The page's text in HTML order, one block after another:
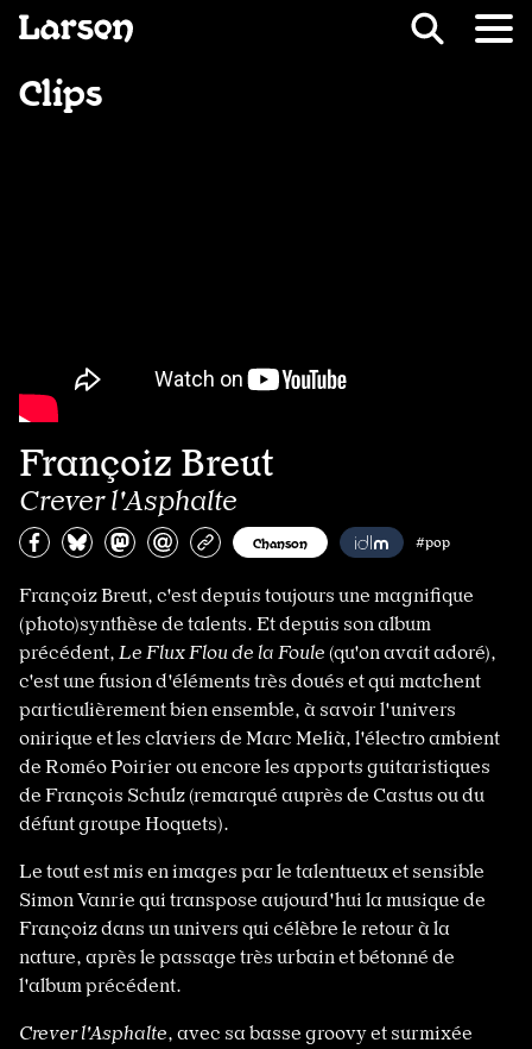
Fil d’ariane
Clips
Françoiz Breut
Crever l'Asphalte
Partagez sur Facebook
Partager sur Bluesky
Partager sur Mastodon
Partagez par e-mail
Copiez l’url
Chanson #pop
Françoiz Breut, c'est depuis toujours une magnifique
(photo)synthèse de talents. Et depuis son album
précédent, Le Flux Flou de la Foule (qu'on avait adoré),
c'est une fusion d'éléments très doués et qui matchent
particulièrement bien ensemble, à savoir l'univers
onirique et les claviers de Marc Melià, l'électro ambient
de Roméo Poirier ou encore les apports guitaristiques
de François Schulz (remarqué auprès de Castus ou du
défunt groupe Hoquets).
Le tout est mis en images par le talentueux et sensible
Simon Vanrie qui transpose aujourd'hui la musique de
Françoiz dans un univers qui célèbre le retour à la
nature, après le passage très urbain et bétonné de
l'album précédent.
Crever l'Asphalte, avec sa basse groovy et surmixée